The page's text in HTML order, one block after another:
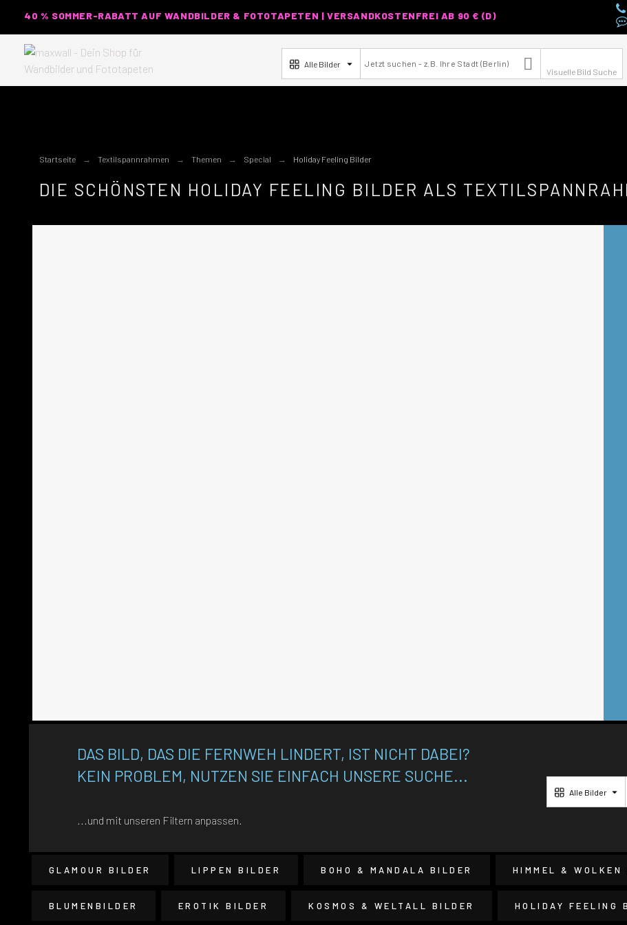
40 % SOMMER-RABATT AUF WANDBILDER & FOTOTAPETEN | VERSANDKOSTENFREI AB 90 € (D)
Visuelle Bild Suche

Alle Bilder
Startseite Textilspannrahmen Themen Special Holiday Feeling Bilder
DIE SCHÖNSTEN HOLIDAY FEELING BILDER ALS
DAS BILD, DAS DIE FERNWEH LINDERT, IST NICHT DABEI?
KEIN PROBLEM, NUTZEN SIE EINFACH UNSERE SUCHE...
...und mit unseren Filtern anpassen.
Alle Bilder
GLAMOUR BILDER LIPPEN BILDER BOHO & MANDALA BILDER HIMMEL & WOLKEN
BLUMENBILDER EROTIK BILDER KOSMOS & WELTALL BILDER HOLIDAY FEELING